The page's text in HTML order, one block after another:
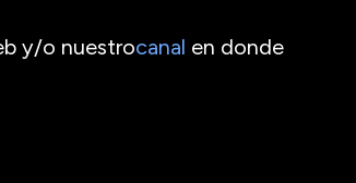
y/o nuestrocanal en donde